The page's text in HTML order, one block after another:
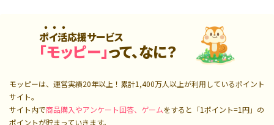
ポイ活応援サービス
「モッピー」って、なに？
モッピーは、運営実績20年以上！累計1,400万人以上が利用しているポイント
サイト。
サイト内で商品購入やアンケート回答、ゲームをすると「1ポイント=1円」の
ポイントが貯まっていきます。